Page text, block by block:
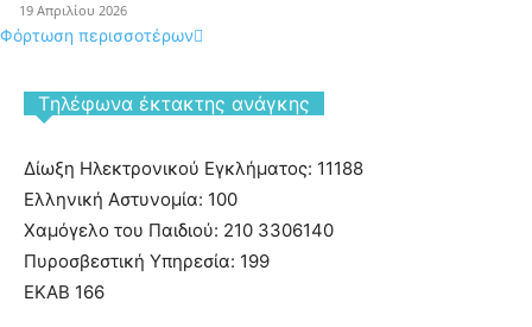
19 Απριλίου 2026
Φόρτωση περισσοτέρων
Tηλέφωνα έκτακτης ανάγκης
Δίωξη Ηλεκτρονικού Εγκλήματος: 11188
Ελληνική Αστυνομία: 100
Χαμόγελο του Παιδιού: 210 3306140
Πυροσβεστική Υπηρεσία: 199
ΕΚΑΒ 166